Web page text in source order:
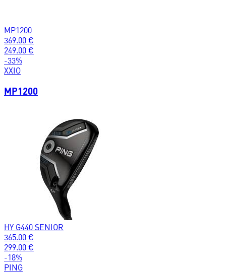
MP1200
369.00 €
249.00 €
-33%
XXIO
MP1200
HY G440 SENIOR
365.00 €
299.00 €
-18%
PING